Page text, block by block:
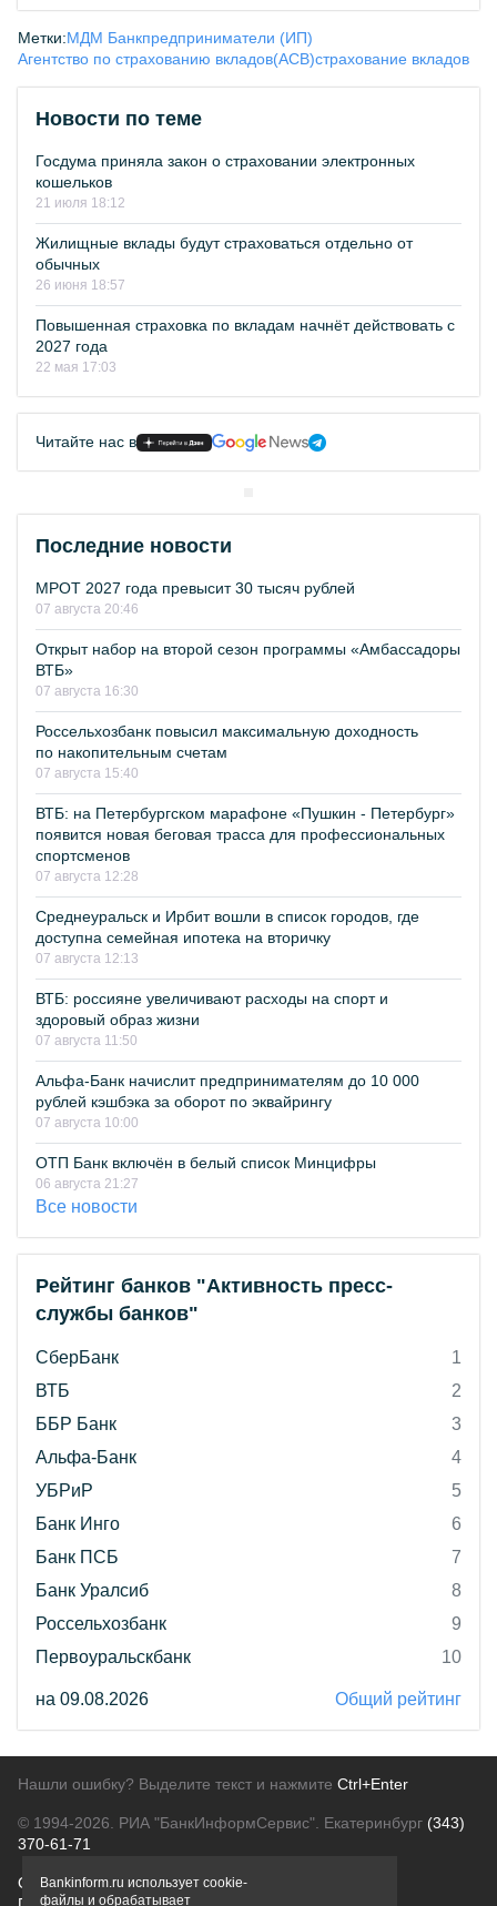
Метки:МДМ Банкпредприниматели (ИП)
Агентство по страхованию вкладов(АСВ)страхование вкладов
Новости по теме
Госдума приняла закон о страховании электронных
кошельков
21 июля 18:12
Жилищные вклады будут страховаться отдельно от
обычных
26 июня 18:57
Повышенная страховка по вкладам начнёт действовать с
2027 года
22 мая 17:03
Читайте нас в
Последние новости
МРОТ 2027 года превысит 30 тысяч рублей
07 августа 20:46
Открыт набор на второй сезон программы «Амбассадоры
ВТБ»
07 августа 16:30
Россельхозбанк повысил максимальную доходность
по накопительным счетам
07 августа 15:40
ВТБ: на Петербургском марафоне «Пушкин - Петербург»
появится новая беговая трасса для профессиональных
спортсменов
07 августа 12:28
Среднеуральск и Ирбит вошли в список городов, где
доступна семейная ипотека на вторичку
07 августа 12:13
ВТБ: россияне увеличивают расходы на спорт и
здоровый образ жизни
07 августа 11:50
Альфа-Банк начислит предпринимателям до 10 000
рублей кэшбэка за оборот по эквайрингу
07 августа 10:00
ОТП Банк включён в белый список Минцифры
06 августа 21:27
Все новости
Рейтинг банков "Активность пресс-
службы банков"
СберБанк
1
ВТБ
2
ББР Банк
3
Альфа-Банк
4
УБРиР
5
Банк Инго
6
Банк ПСБ
7
Банк Уралсиб
8
Россельхозбанк
9
Первоуральскбанк
10
на 09.08.2026 Общий рейтинг
Нашли ошибку? Выделите текст и нажмите Ctrl+Enter
© 1994-2026. РИА "БанкИнформСервис". Екатеринбург (343)
370-61-71
О проектеПолитика конфиденциальности
Bankinform.ru использует cookie-
файлы и обрабатывает